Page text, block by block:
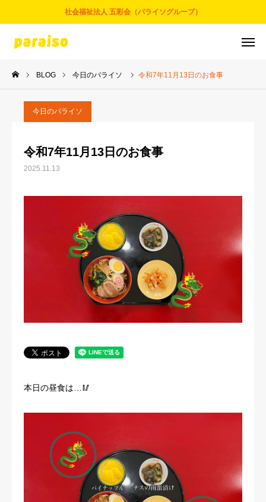
社会福祉法人 五彩会（パライソグループ）
BLOG 今日のパライソ 令和7年11月13日のお食事
今日のパライソ
令和7年11月13日のお食事
2025.11.13
本日の昼食は…🥢
お問合せ サービスについて
アクセス
事業とサービス